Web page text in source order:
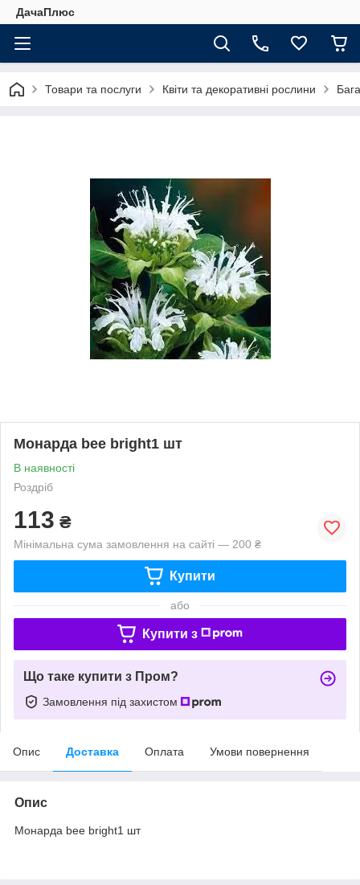
ДачаПлюс
Товари та послуги Квіти та декоративні рослини
Монарда bee bright1 шт
В наявності
Роздріб
113 ₴
Мінімальна сума замовлення на сайті — 200 ₴
Купити
або
Купити з
Що таке купити з Пром?
Замовлення під захистом
Опис Доставка Оплата Умови повернення
Опис
Монарда bee bright1 шт